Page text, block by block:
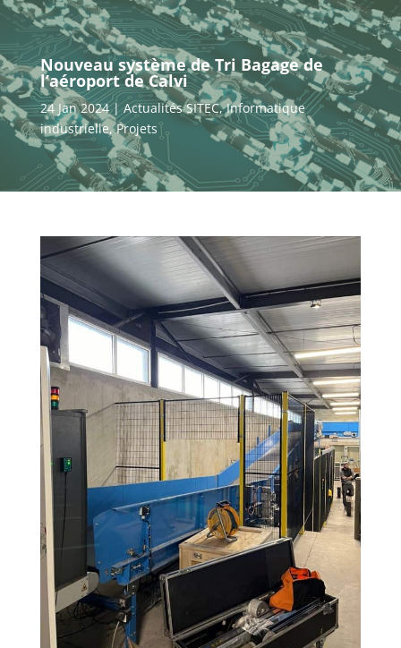
Nouveau système de Tri Bagage de
l’aéroport de Calvi
24 Jan 2024 Actualités SITEC,Informatique
industrielle,Projets